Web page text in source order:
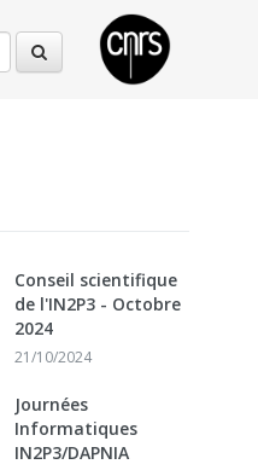
Conseil scientifique
de l'IN2P3 - Octobre
2024
21/10/2024
Journées
Informatiques
IN2P3/DAPNIA